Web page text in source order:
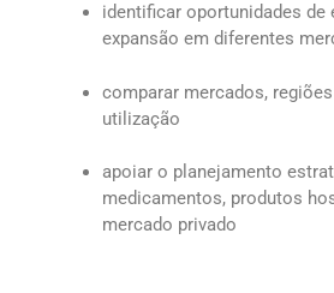
identificar oportunidades de
expansão em diferentes
comparar mercados,
utilização
apoiar o planejamento
medicamentos, produtos
mercado privado